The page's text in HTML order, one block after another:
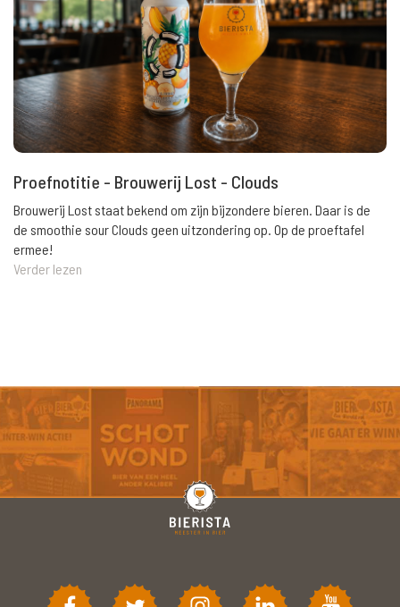
Proefnotitie - Brouwerij Lost - Clouds
Brouwerij Lost staat bekend om zijn bijzondere bieren. Daar is de
de smoothie sour Clouds geen uitzondering op. Op de proeftafel
ermee!
Verder lezen